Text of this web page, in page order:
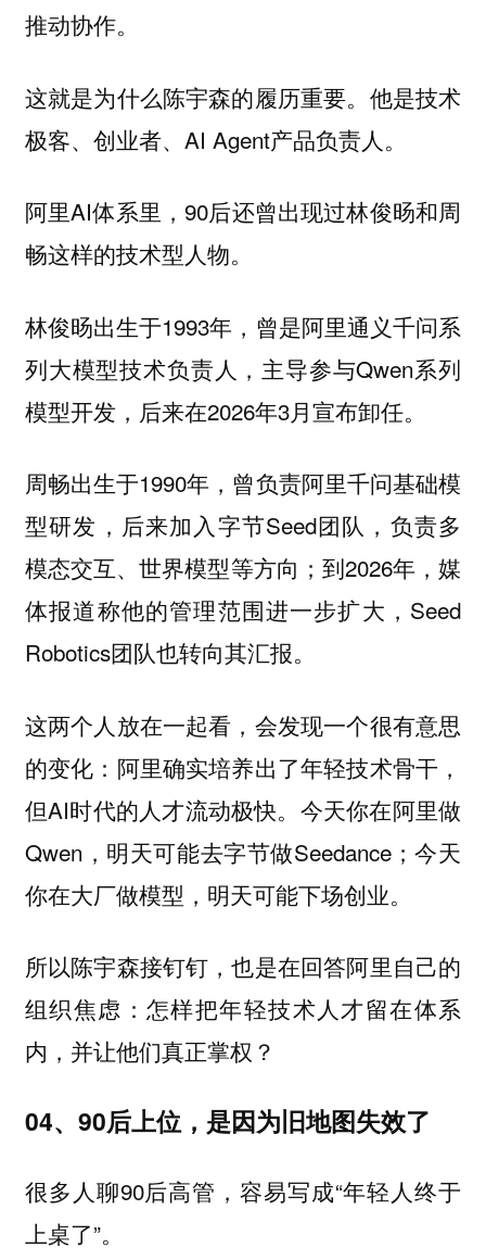
推动协作。
这就是为什么陈宇森的履历重要。他是技术
极客、创业者、AI Agent产品负责人。
阿里AI体系里，90后还曾出现过林俊旸和周
畅这样的技术型人物。
林俊旸出生于1993年，曾是阿里通义千问系
列大模型技术负责人，主导参与Qwen系列
模型开发，后来在2026年3月宣布卸任。
周畅出生于1990年，曾负责阿里千问基础模
型研发，后来加入字节Seed团队，负责多
模态交互、世界模型等方向；到2026年，媒
体报道称他的管理范围进一步扩大，Seed
Robotics团队也转向其汇报。
这两个人放在一起看，会发现一个很有意思
的变化：阿里确实培养出了年轻技术骨干，
但AI时代的人才流动极快。今天你在阿里做
Qwen，明天可能去字节做Seedance；今天
你在大厂做模型，明天可能下场创业。
所以陈宇森接钉钉，也是在回答阿里自己的
组织焦虑：怎样把年轻技术人才留在体系
内，并让他们真正掌权？
04、90后上位，是因为旧地图失效了
很多人聊90后高管，容易写成“年轻人终于
上桌了”。